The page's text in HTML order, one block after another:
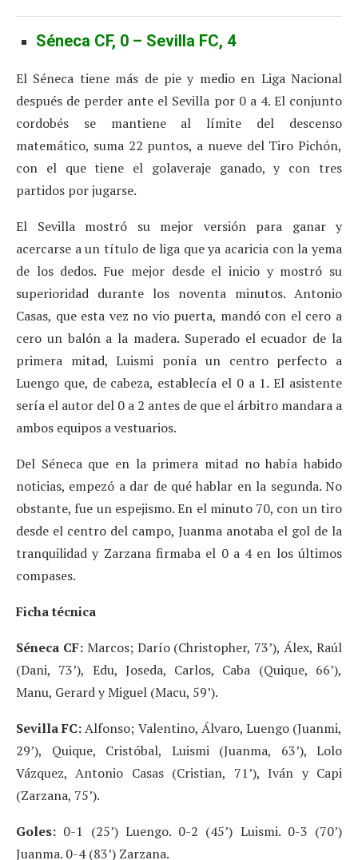
Séneca CF, 0 – Sevilla FC, 4
El Séneca tiene más de pie y medio en Liga Nacional
después de perder ante el Sevilla por 0 a 4. El conjunto
cordobés se mantiene al límite del descenso
matemático, suma 22 puntos, a nueve del Tiro Pichón,
con el que tiene el golaveraje ganado, y con tres
partidos por jugarse.
El Sevilla mostró su mejor versión para ganar y
acercarse a un título de liga que ya acaricia con la yema
de los dedos. Fue mejor desde el inicio y mostró su
superioridad durante los noventa minutos. Antonio
Casas, que esta vez no vio puerta, mandó con el cero a
cero un balón a la madera. Superado el ecuador de la
primera mitad, Luismi ponía un centro perfecto a
Luengo que, de cabeza, establecía el 0 a 1. El asistente
sería el autor del 0 a 2 antes de que el árbitro mandara a
ambos equipos a vestuarios.
Del Séneca que en la primera mitad no había habido
noticias, empezó a dar de qué hablar en la segunda. No
obstante, fue un espejismo. En el minuto 70, con un tiro
desde el centro del campo, Juanma anotaba el gol de la
tranquilidad y Zarzana firmaba el 0 a 4 en los últimos
compases.
Ficha técnica
Séneca CF:Marcos; Darío (Christopher, 73’), Álex, Raúl
(Dani, 73’), Edu, Joseda, Carlos, Caba (Quique, 66’),
Manu, Gerard y Miguel (Macu, 59’).
Sevilla FC:Alfonso; Valentino, Álvaro, Luengo (Juanmi,
29’), Quique, Cristóbal, Luismi (Juanma, 63’), Lolo
Vázquez, Antonio Casas (Cristian, 71’), Iván y Capi
(Zarzana, 75’).
Goles: 0-1 (25’) Luengo. 0-2 (45’) Luismi. 0-3 (70’)
Juanma. 0-4 (83’) Zarzana.